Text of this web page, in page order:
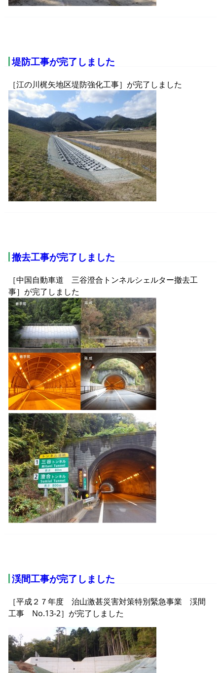
堤防工事が完了しました
［江の川梶矢地区堤防強化工事］が完了しました
撤去工事が完了しました
［中国自動車道 三谷澄合トンネルシェルター撤去工
事］が完了しました
渓間工事が完了しました
［平成２７年度 治山激甚災害対策特別緊急事業 渓間
工事 No.13-2］が完了しました